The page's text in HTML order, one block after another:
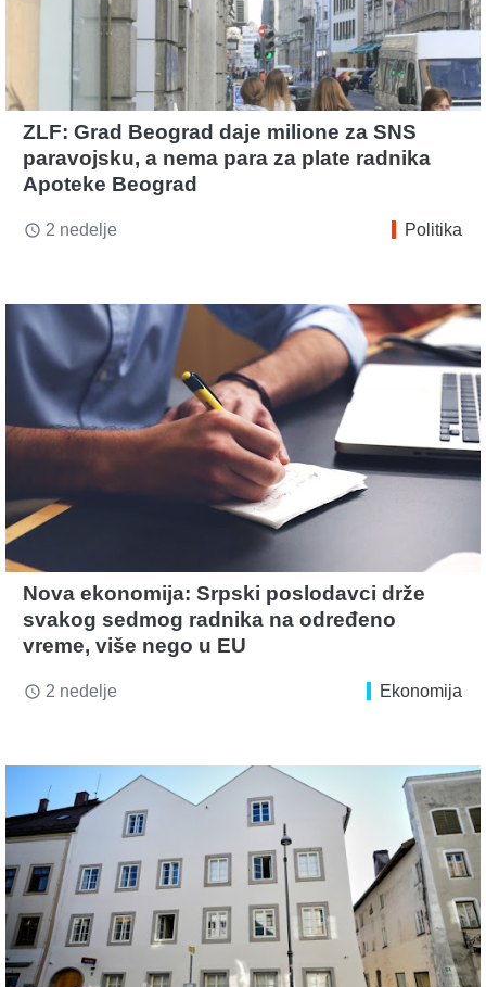
ZLF: Grad Beograd daje milione za SNS
paravojsku, a nema para za plate radnika
Apoteke Beograd
access_time 2 nedelje Politika
Nova ekonomija: Srpski poslodavci drže
svakog sedmog radnika na određeno
vreme, više nego u EU
access_time 2 nedelje Ekonomija